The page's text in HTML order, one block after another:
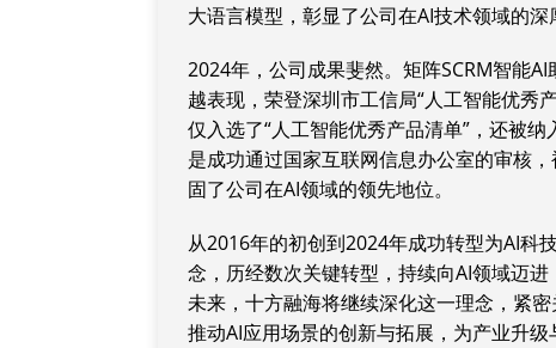
大语言模型，彰显了公司在AI技术领域的深
2024年，公司成果斐然。矩阵SCRM智能
越表现，荣登深圳市工信局“人工智能优秀
仅入选了“人工智能优秀产品清单”，还被
是成功通过国家互联网信息办公室的审核
固了公司在AI领域的领先地位。
从2016年的初创到2024年成功转型为AI科
念，历经数次关键转型，持续向AI领域迈
未来，十方融海将继续深化这一理念，紧
推动AI应用场景的创新与拓展，为产业升级